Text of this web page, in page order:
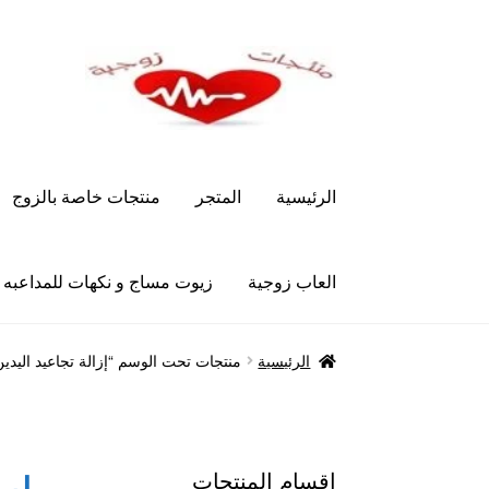
Skip
to
navigation
Skip
to
الرئيسية المتجر منتجات خاصة بالزوج
العاب زوجية زيوت مساج و نكهات للمداعبه
الرئيسية Let’s Keep In Touch أدوية تكبير و
علاج سرعة القذف
الرئيسية منتجات تحت الوسم “إزالة تجاعيد اليدين
اقسام المنتجات